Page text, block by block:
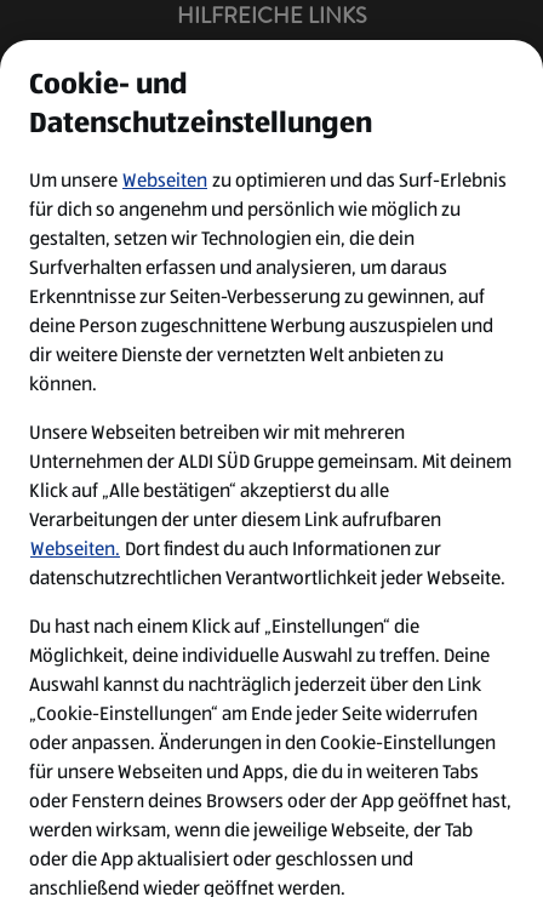
HILFREICHE LINKS
Job Benachrichtigung
Bewerberkonto
Leichte Sprache
Kontakt
W
i
r
d
a
u
f
W
i
r
d
a
u
f
W
i
r
d
a
u
f
W
i
r
d
a
Cookie - Liste
Datenschutz
Cookie- und
Datenschutzeinstellungen
Um unsereWebseitenzu optimieren und das Surf-Erlebnis
für dich so angenehm und persönlich wie möglich zu
gestalten, setzen wir Technologien ein, die dein
Surfverhalten erfassen und analysieren, um daraus
Erkenntnisse zur Seiten-Verbesserung zu gewinnen, auf
deine Person zugeschnittene Werbung auszuspielen und
dir weitere Dienste der vernetzten Welt anbieten zu
können.
Unsere Webseiten betreiben wir mit mehreren
Unternehmen der ALDI SÜD Gruppe gemeinsam. Mit deinem
Klick auf „Alle bestätigen“ akzeptierst du alle
Verarbeitungen der unter diesem Link aufrufbaren
Webseiten. Dort findest du auch Informationen zur
datenschutzrechtlichen Verantwortlichkeit jeder Webseite.
Du hast nach einem Klick auf „Einstellungen“ die
Möglichkeit, deine individuelle Auswahl zu treffen. Deine
Auswahl kannst du nachträglich jederzeit über den Link
„Cookie-Einstellungen“ am Ende jeder Seite widerrufen
oder anpassen. Änderungen in den Cookie-Einstellungen
für unsere Webseiten und Apps, die du in weiteren Tabs
oder Fenstern deines Browsers oder der App geöffnet hast,
werden wirksam, wenn die jeweilige Webseite, der Tab
oder die App aktualisiert oder geschlossen und
anschließend wieder geöffnet werden.